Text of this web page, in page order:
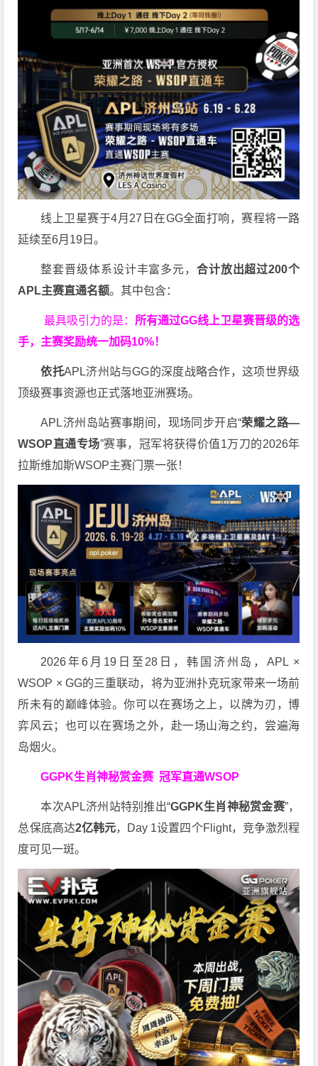
线上卫星赛于4月27日在GG全面打响，赛程将一路
延续至6月19日。
整套晋级体系设计丰富多元， 合计放出超过200个
APL主赛直通名额。其中包含：
最具吸引力的是： 所有通过GG线上卫星赛晋级的选
手，主赛奖励统一加码10%！
依托APL济州站与GG的深度战略合作，这项世界级
顶级赛事资源也正式落地亚洲赛场。
APL济州岛站赛事期间，现场同步开启“荣耀之路—
WSOP直通专场”赛事，冠军将获得价值1万刀的2026年
拉斯维加斯WSOP主赛门票一张！
2026年6月19日至28日，韩国济州岛，APL ×
WSOP × GG的三重联动，将为亚洲扑克玩家带来一场前
所未有的巅峰体验。你可以在赛场之上，以牌为刃，博
弈风云；也可以在赛场之外，赴一场山海之约，尝遍海
岛烟火。
GGPK生肖神秘赏金赛冠军直通WSOP
本次APL济州站特别推出“GGPK生肖神秘赏金赛”，
总保底高达2亿韩元，Day 1设置四个Flight，竞争激烈程
度可见一斑。